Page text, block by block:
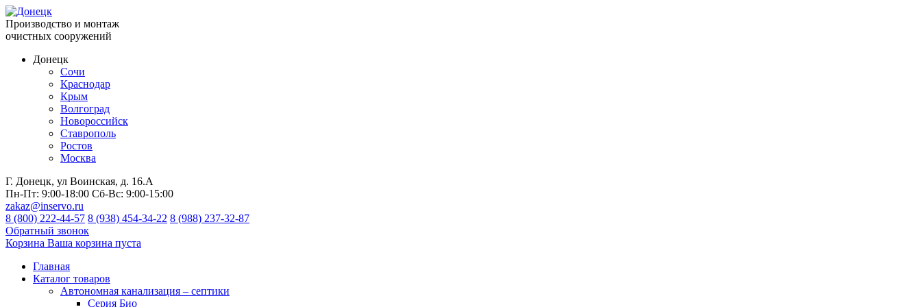
Производство и монтаж
очистных сооружений
Донецк
Сочи
Краснодар
Крым
Волгоград
Новороссийск
Ставрополь
Ростов
Москва
Г. Донецк, ул Воинская, д. 16.А
Пн-Пт: 9:00-18:00 Сб-Вс: 9:00-15:00
zakaz@inservo.ru
8 (800) 222-44-57 8 (938) 454-34-22 8 (988) 237-32-87
Обратный звонок
Корзина Ваша корзина пуста
Главная
Каталог товаров
Автономная канализация – септики
Серия Био